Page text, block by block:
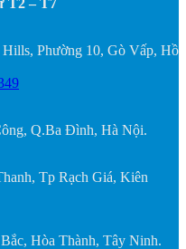
Phường 10, Gò Vấp, Hồ
Q.Ba Đình, Hà Nội.
Tp Rạch Giá, Kiên
Hòa Thành, Tây Ninh.